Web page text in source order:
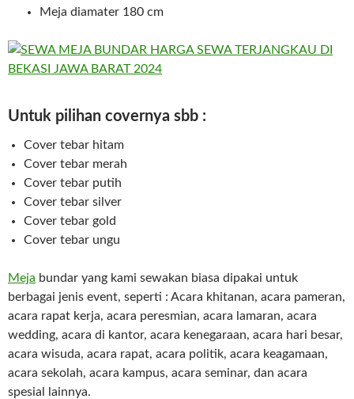
Meja diamater 180 cm
Untuk pilihan covernya sbb :
Cover tebar hitam
Cover tebar merah
Cover tebar putih
Cover tebar silver
Cover tebar gold
Cover tebar ungu
Meja bundar yang kami sewakan biasa dipakai untuk
berbagai jenis event, seperti : Acara khitanan, acara pameran,
acara rapat kerja, acara peresmian, acara lamaran, acara
wedding, acara di kantor, acara kenegaraan, acara hari besar,
acara wisuda, acara rapat, acara politik, acara keagamaan,
acara sekolah, acara kampus, acara seminar, dan acara
spesial lainnya.